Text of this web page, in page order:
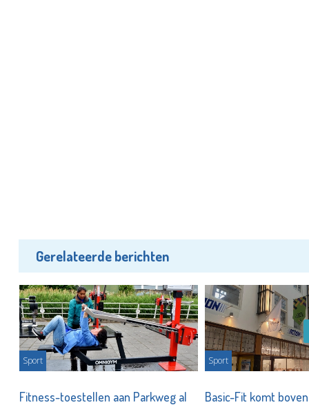
Gerelateerde berichten
Sport
Fitness-toestellen aan Parkweg al
Sport
Basic-Fit komt